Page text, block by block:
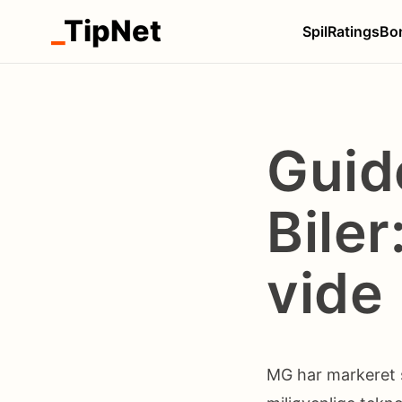
TipNet SpilRatings
vide
MG har